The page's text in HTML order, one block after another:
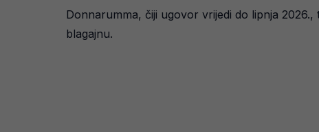
Donnarumma, čiji ugovor vrijedi do lipnja
blagajnu.